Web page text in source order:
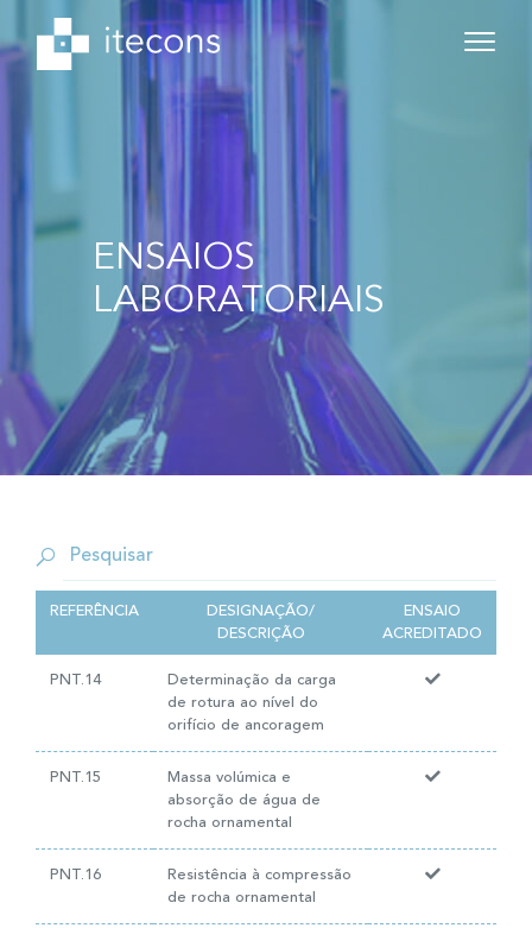
ENSAIOS
LABORATORIAIS
REFERÊNCIA
DESIGNAÇÃO/
DESCRIÇÃO
ENSAIO
ACREDITADO
PNT.14
Determinação da carga
de rotura ao nível do
orifício de ancoragem
PNT.15
Massa volúmica e
absorção de água de
rocha ornamental
PNT.16
Resistência à compressão
de rocha ornamental